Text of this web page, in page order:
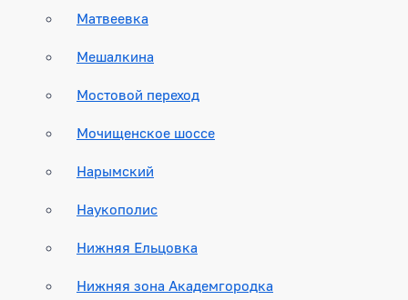
Матвеевка
Мешалкина
Мостовой переход
Мочищенское шоссе
Нарымский
Наукополис
Нижняя Ельцовка
Нижняя зона Академгородка